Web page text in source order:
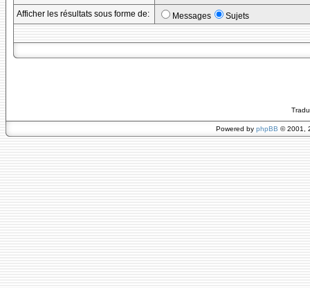
Afficher les résultats sous forme de: Messages Sujets
Powered by phpBB © 2001,